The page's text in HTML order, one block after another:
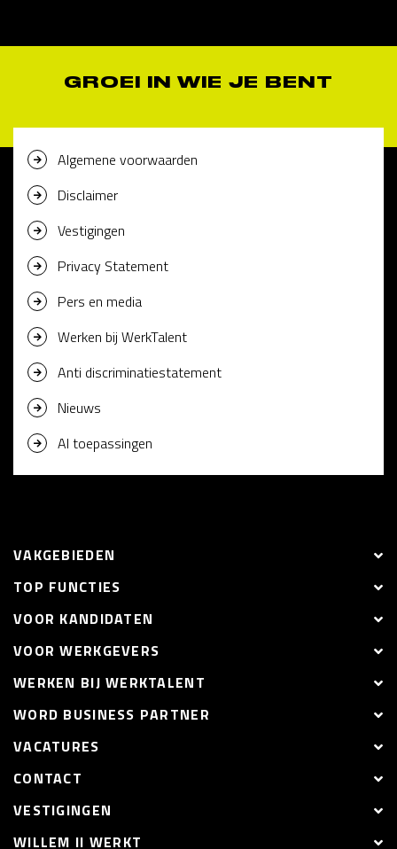
GROEI IN WIE JE BENT
Algemene voorwaarden
Disclaimer
Vestigingen
Privacy Statement
Pers en media
Werken bij WerkTalent
Anti discriminatiestatement
Nieuws
AI toepassingen
VAKGEBIEDEN
TOP FUNCTIES
VOOR KANDIDATEN
VOOR WERKGEVERS
WERKEN BIJ WERKTALENT
WORD BUSINESS PARTNER
VACATURES
CONTACT
VESTIGINGEN
WILLEM II WERKT